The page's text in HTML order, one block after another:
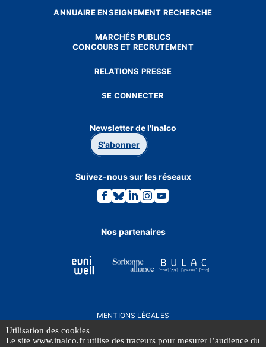
Utilisation des cookies
Le site www.inalco.fr utilise des traceurs pour mesurer l’audience du
ANNUAIRE ENSEIGNEMENT RECHERCHE
MARCHÉS PUBLICS
CONCOURS ET RECRUTEMENT
RELATIONS PRESSE
SE CONNECTER
Newsletter de l'Inalco
S'abonner
Suivez-nous sur les réseaux
Lien
vers
Facebook.
Lien
vers
Bluesky.
Lien
vers
Linkedin.
Lien
vers
Instagram.
Lien
vers
Youtube.
Nos partenaires
MENTIONS LÉGALES
DONNÉES PERSONNELLES